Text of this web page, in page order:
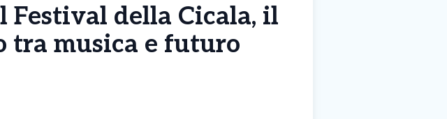
Festival della Cicala, il
tra musica e futuro